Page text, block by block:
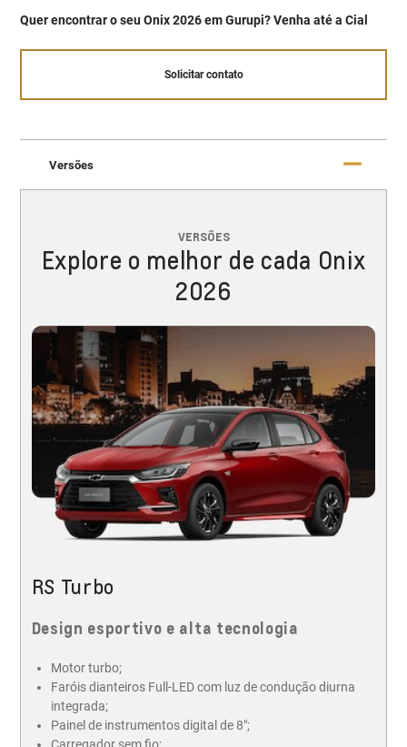
Quer encontrar o seu Onix 2026 em Gurupi? Venha até a Cial
Solicitar contato
Versões
VERSÕES
Explore o melhor de cada Onix
2026
RS Turbo
Design esportivo e alta tecnologia
Motor turbo;
Faróis dianteiros Full-LED com luz de condução diurna
integrada;
Painel de instrumentos digital de 8";